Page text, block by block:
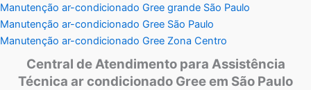
Manutenção ar-condicionado Gree grande São Paulo
Manutenção ar-condicionado Gree São Paulo
Manutenção ar-condicionado Gree Zona Centro
Central de Atendimento para Assistência
Técnica ar condicionado Gree em São Paulo